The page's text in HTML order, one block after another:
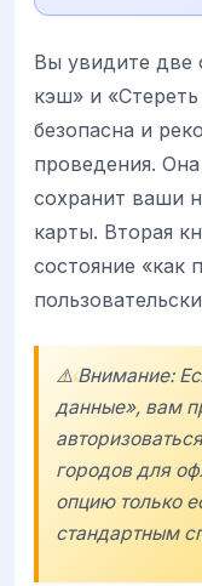
Вы увидите две
кэш» и
безопасна и
проведения.
сохранит ваши
карты. Вторая
состояние «как
⚠️ Внимание:
данные», вам
городов для
опцию только
стандартным